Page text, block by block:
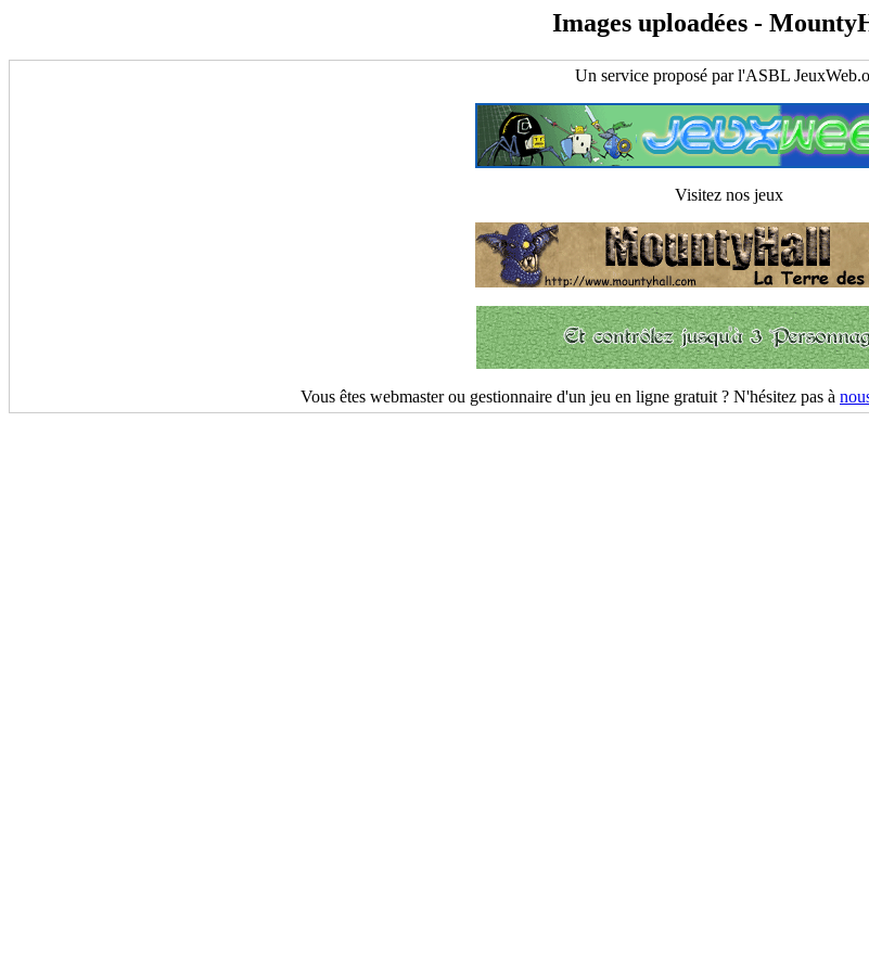
Images uploadées -
Un service proposé par l'ASBL
Visitez nos jeux
Vous êtes webmaster ou gestionnaire d'un jeu en ligne gratuit ? N'hésitez pas à